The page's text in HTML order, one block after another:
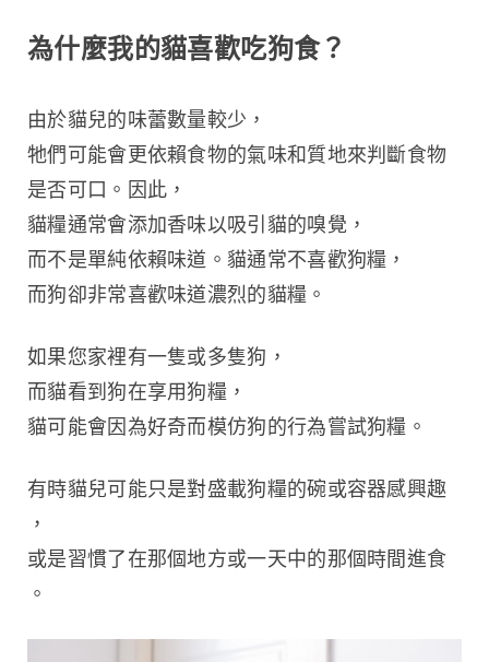
為什麼我的貓喜歡吃狗食？
由於貓兒的味蕾數量較少，
牠們可能會更依賴食物的氣味和質地來判斷食物
是否可口。因此，
貓糧通常會添加香味以吸引貓的嗅覺，
而不是單純依賴味道。貓通常不喜歡狗糧，
而狗卻非常喜歡味道濃烈的貓糧。
如果您家裡有一隻或多隻狗，
而貓看到狗在享用狗糧，
貓可能會因為好奇而模仿狗的行為嘗試狗糧。
有時貓兒可能只是對盛載狗糧的碗或容器感興趣
，
或是習慣了在那個地方或一天中的那個時間進食
。